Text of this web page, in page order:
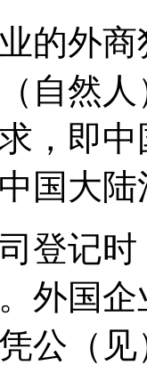
的外
自然
，即
国大
登记
外国
公（